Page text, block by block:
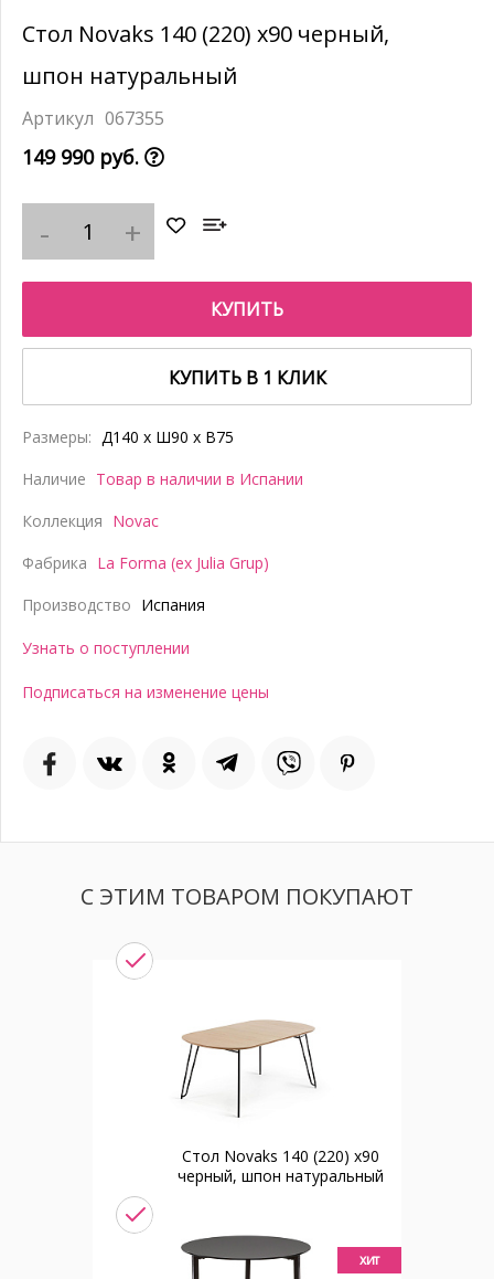
Стол Novaks 140 (220) х90 черный,
шпон натуральный
067355
149 990 руб.
КУПИТЬ
КУПИТЬ В 1 КЛИК
Размеры: Д140 x Ш90 x В75
Наличие Товар в наличии в Испании
Коллекция Novac
Фабрика La Forma (ex Julia Grup)
Производство Испания
Узнать о поступлении
Подписаться на изменение цены
С ЭТИМ ТОВАРОМ ПОКУПАЮТ
Стол Novaks 140 (220) х90
черный, шпон натуральный
хит